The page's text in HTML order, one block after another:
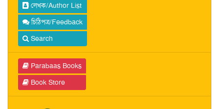
লেখক/Author List
চিঠিপত্র/Feedback
Search
Parabaas Books
Book Store